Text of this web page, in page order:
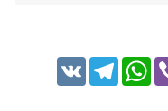
VK